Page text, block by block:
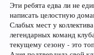
Эти ребята едва ли не
написать целостную
Слабых мест у
легендарных команд
текущему сезону - это